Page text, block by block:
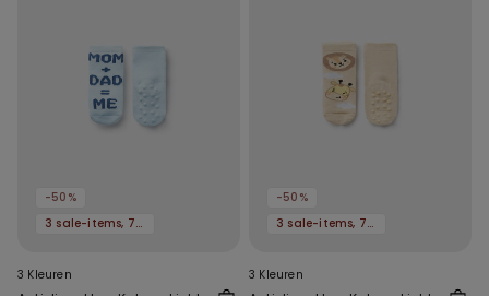
-50%
3 sale-items, 70% korting
3 Kleuren
-50%
3 sale-items, 70% korting
3 Kleuren